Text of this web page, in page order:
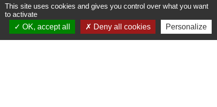
Welcome to France : retour en France pour une
activité salariée, créer une start-up, diriger une société,
...open_in_new
This site uses cookies and gives you control over what you want
to activate
OK, accept all
Deny all cookies Personalize